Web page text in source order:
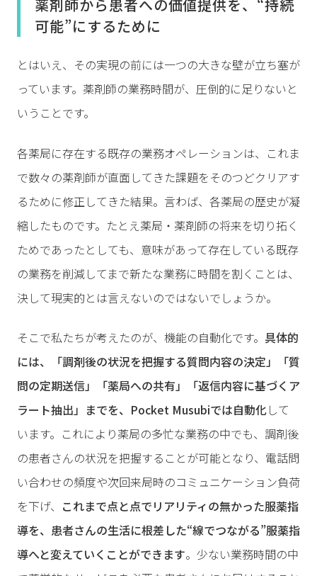
薬剤師から患者への価値提供を、“持続
可能”にするために
とはいえ、その実現の前には一つの大きな壁が立ち塞が
っています。薬剤師の業務時間が、圧倒的に足りないと
いうことです。
各薬局に存在する既存の業務オペレーションは、これま
で数々の薬剤師が直面してきた課題をそのつどクリアす
るために修正してきた結果。言わば、各薬局の歴史が凝
縮したものです。たとえ薬局・薬剤師の将来を切り拓く
ためであったとしても、意味があって存在している既存
の業務を削減してまで新たな業務に時間を割くことは、
決して現実的とは言えないのではないでしょうか。
そこで私たちが考えたのが、機能の自動化です。 具体的
には、「調剤後の状況を把握する質問内容の決定」「質
問の定期送信」「薬局への共有」「返信内容に基づくア
ラート抽出」までを、Pocket Musubiでは自動化して
います。これにより薬局の多忙な業務の中でも、調剤後
の患者さんの状況を把握することが可能となり、電話問
い合わせの頻度や次回来局時のコミュニケーション負荷
を下げ、 これまで点と点でリアリティの無かった服薬指
導を、患者さんの生活に根差した“線でつながる”服薬指
導へと変えていくことができます。少ない業務時間の中